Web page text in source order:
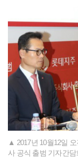
▲ 2017년 10월12일
사 공식 출범 기자간담